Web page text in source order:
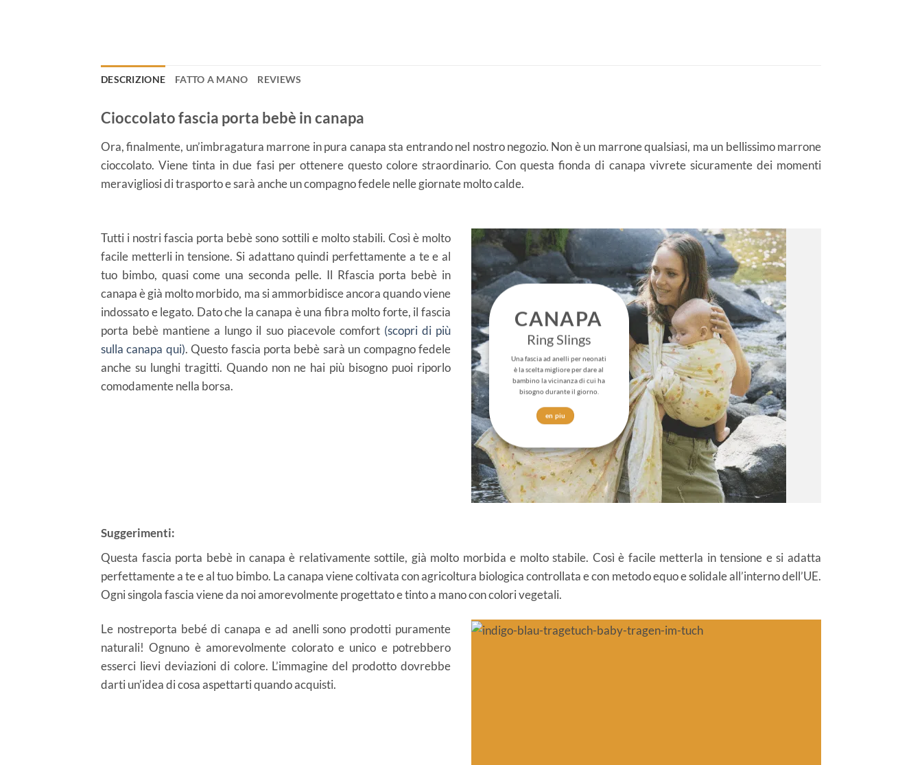
DESCRIZIONE FATTO A MANO REVIEWS
Cioccolato fascia porta bebè in canapa
Ora, finalmente, un’imbragatura marrone in pura canapa sta entrando nel nostro negozio. Non è un marrone qualsiasi, ma un bellissimo marrone
cioccolato. Viene tinta in due fasi per ottenere questo colore straordinario. Con questa fionda di canapa vivrete sicuramente dei momenti
meravigliosi di trasporto e sarà anche un compagno fedele nelle giornate molto calde.
Tutti i nostri fascia porta bebè sono sottili e molto stabili. Così è molto
facile metterli in tensione. Si adattano quindi perfettamente a te e al
tuo bimbo, quasi come una seconda pelle. Il Rfascia porta bebè in
canapa è già molto morbido, ma si ammorbidisce ancora quando viene
indossato e legato. Dato che la canapa è una fibra molto forte, il fascia
porta bebè mantiene a lungo il suo piacevole comfort (scopri di più
sulla canapa qui). Questo fascia porta bebè sarà un compagno fedele
anche su lunghi tragitti. Quando non ne hai più bisogno puoi riporlo
comodamente nella borsa.
CANAPA
Ring Slings
Una fascia ad anelli per neonati
è la scelta migliore per dare al
bambino la vicinanza di cui ha
bisogno durante il giorno.
en piu
Suggerimenti:
Questa fascia porta bebè in canapa è relativamente sottile, già molto morbida e molto stabile. Così è facile metterla in tensione e si adatta
perfettamente a te e al tuo bimbo. La canapa viene coltivata con agricoltura biologica controllata e con metodo equo e solidale all’interno dell’UE.
Ogni singola fascia viene da noi amorevolmente progettato e tinto a mano con colori vegetali.
Le nostreporta bebé di canapa e ad anelli sono prodotti puramente
naturali! Ognuno è amorevolmente colorato e unico e potrebbero
esserci lievi deviazioni di colore. L’immagine del prodotto dovrebbe
darti un’idea di cosa aspettarti quando acquisti.